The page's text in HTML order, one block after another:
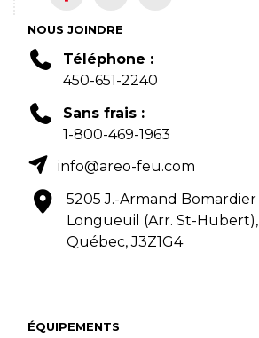
ÉQUIPEMENTS
NOUS JOINDRE
Téléphone :
450-651-2240
Sans frais :
1-800-469-1963
info@areo-feu.com
5205 J.-Armand Bomardier
Longueuil (Arr. St-Hubert),
Québec, J3Z1G4